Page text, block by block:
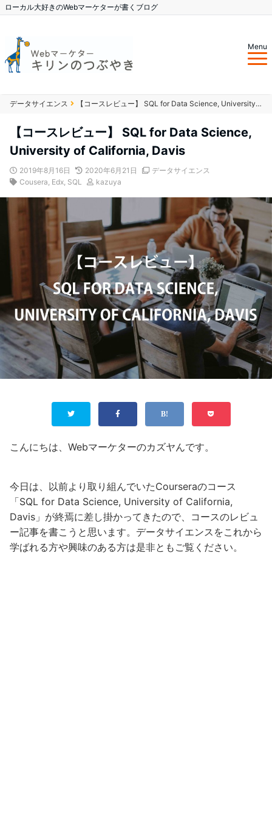
ローカル大好きのWebマーケターが書くブログ
Menu
データサイエンス 【コースレビュー】 SQL for Data Science, University of California, Davis
【コースレビュー】 SQL for Data Science,
University of California, Davis
2019年8月16日 2020年6月21日
データサイエンス
Cousera, Edx, SQL kazuya
こんにちは、Webマーケターのカズヤんです。
今日は、以前より取り組んでいたCourseraのコース
「SQL for Data Science, University of California,
Davis」が終焉に差し掛かってきたので、コースのレビュ
ー記事を書こうと思います。データサイエンスをこれから
学ばれる方や興味のある方は是非ともご覧ください。